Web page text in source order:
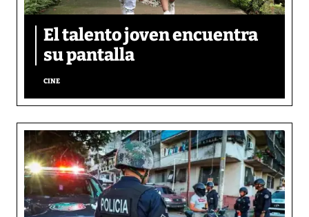
El talento joven encuentra
su pantalla​
CINE